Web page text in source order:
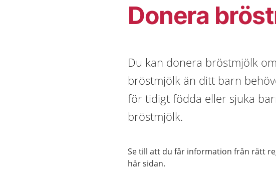
Donera
Du kan donera bröstmjölk
bröstmjölk än ditt barn
för tidigt födda eller sjuka
bröstmjölk.
Se till att du får information från rätt
här sidan.